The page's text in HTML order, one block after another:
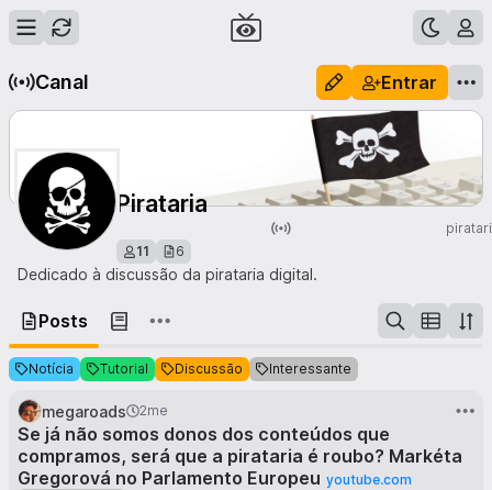
Canal Entrar
Pirataria
11
6
Dedicado à discussão da pirataria digital.
Posts
Notícia Tutorial Discussão Interessante
megaroads 2me
Se já não somos donos dos conteúdos que
compramos, será que a pirataria é roubo? Markéta
Gregorová no Parlamento Europeu youtube.com